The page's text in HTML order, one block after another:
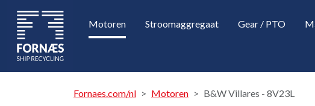
Motoren Stroomaggregaat Gear / PTO
Fornaes.com/nl Motoren B&W Villares - 8V23L